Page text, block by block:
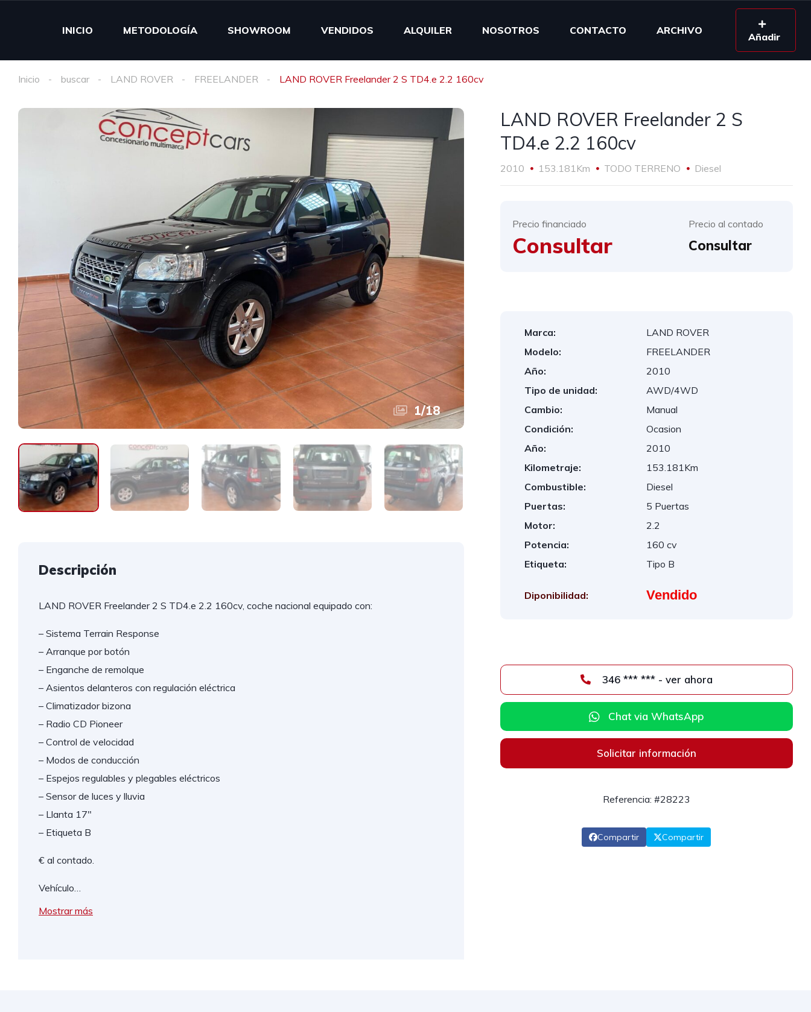
INICIO METODOLOGÍA SHOWROOM VENDIDOS ALQUILER NOSOTROS CONTACTO ARCHIVO
Añadir
Inicio buscar LAND ROVER FREELANDER LAND ROVER Freelander 2 S TD4.e 2.2 160cv
1/18
Descripción
LAND ROVER Freelander 2 S TD4.e 2.2 160cv, coche nacional equipado con:
– Sistema Terrain Response
– Arranque por botón
– Enganche de remolque
– Asientos delanteros con regulación eléctrica
– Climatizador bizona
– Radio CD Pioneer
– Control de velocidad
– Modos de conducción
– Espejos regulables y plegables eléctricos
– Sensor de luces y lluvia
– Llanta 17"
– Etiqueta B
€ al contado.
Vehículo…
Mostrar más
LAND ROVER Freelander 2 S
TD4.e 2.2 160cv
2010 153.181Km TODO TERRENO Diesel
Precio financiado
Consultar
Precio al contado
Consultar
Marca:
LAND ROVER
Modelo:
FREELANDER
Año:
2010
Tipo de unidad:
AWD/4WD
Cambio:
Manual
Condición:
Ocasion
Año:
2010
Kilometraje:
153.181Km
Combustible:
Diesel
Puertas:
5 Puertas
Motor:
2.2
Potencia:
160 cv
Etiqueta:
Tipo B
Diponibilidad: Vendido
346 *** *** - ver ahora
Chat via WhatsApp
Solicitar información
Referencia: #28223
Compartir Compartir